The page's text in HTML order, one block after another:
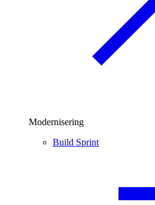
Modernisering
Build Sprint